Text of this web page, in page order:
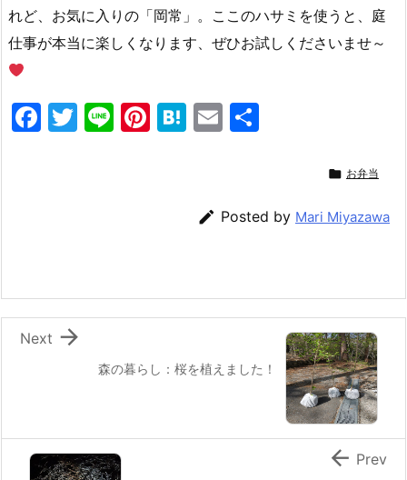
れど、お気に入りの「岡常」。ここのハサミを使うと、庭
仕事が本当に楽しくなります、ぜひお試しくださいませ～
F
o
k
T
Li Pi H
a
E
l
 お弁当
 Posted by Mari Miyazawa
森の暮らし：桜を植えました！

Next
 Prev